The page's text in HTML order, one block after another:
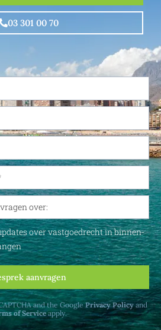
03 301 00 70
over vastgoedrecht in binnen-
aanvragen
and the GooglePrivacy Policyand
of Serviceapply.